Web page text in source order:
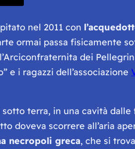
nel 2011 con
ormai passa fisicamente
dei
e i ragazzi dell’associazione
terra, in una cavità
doveva scorrere all’aria
necropoli greca, che si